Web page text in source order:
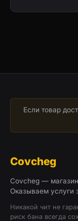
Если товар
Covcheg
Covcheg —
Оказываем услуги
Никакой чит не
риск бана всегда